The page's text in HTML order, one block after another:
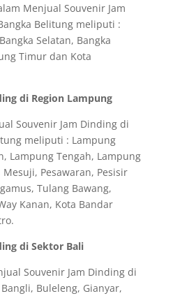
Menjual Souvenir Jam
Belitung meliputi :
Selatan, Bangka
Timur dan Kota
di Region Lampung
Souvenir Jam Dinding di
meliputi : Lampung
Lampung Tengah, Lampung
Pesawaran, Pesisir
Tulang Bawang,
Kanan, Kota Bandar
di Sektor Bali
Souvenir Jam Dinding di
Buleleng, Gianyar,